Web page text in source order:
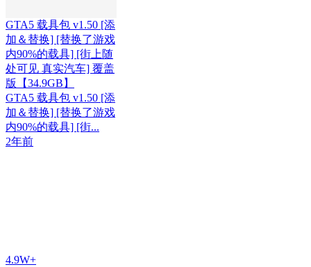
GTA5 载具包 v1.50 [添
加＆替换] [替换了游戏
内90%的载具] [街上随
处可见 真实汽车] 覆盖
版【34.9GB】
GTA5 载具包 v1.50 [添
加＆替换] [替换了游戏
内90%的载具] [街...
2年前
4.9W+